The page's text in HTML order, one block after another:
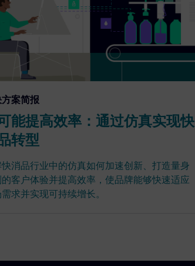
案简报
能提高效率：通过仿真实现快
转型
快消品行业中的仿真如何加速创新、打造量身
的客户体验并提高效率，使品牌能够快速适应
求并实现可持续增长。